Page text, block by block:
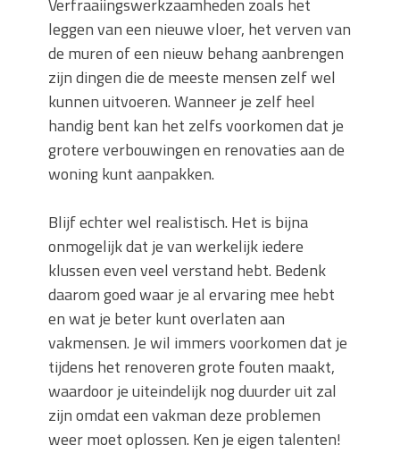
Verfraaiingswerkzaamheden zoals het
leggen van een nieuwe vloer, het verven van
de muren of een nieuw behang aanbrengen
zijn dingen die de meeste mensen zelf wel
kunnen uitvoeren. Wanneer je zelf heel
handig bent kan het zelfs voorkomen dat je
grotere verbouwingen en renovaties aan de
woning kunt aanpakken.
Blijf echter wel realistisch. Het is bijna
onmogelijk dat je van werkelijk iedere
klussen even veel verstand hebt. Bedenk
daarom goed waar je al ervaring mee hebt
en wat je beter kunt overlaten aan
vakmensen. Je wil immers voorkomen dat je
tijdens het renoveren grote fouten maakt,
waardoor je uiteindelijk nog duurder uit zal
zijn omdat een vakman deze problemen
weer moet oplossen. Ken je eigen talenten!